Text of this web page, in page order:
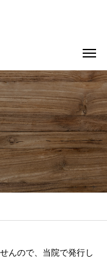
んので、当院で発行し